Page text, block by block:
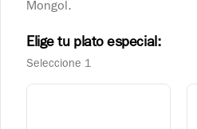
S/ 29.90
Mongol.
Elige tu plato especial:
Seleccione 1